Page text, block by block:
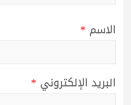
الاسم *
البريد الإلكتروني *